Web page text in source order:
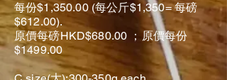
每份$1,350.00 (每公斤$1,350= 每磅
$612.00).
原價每磅HKD$680.00 ；原價每份
$1499.00